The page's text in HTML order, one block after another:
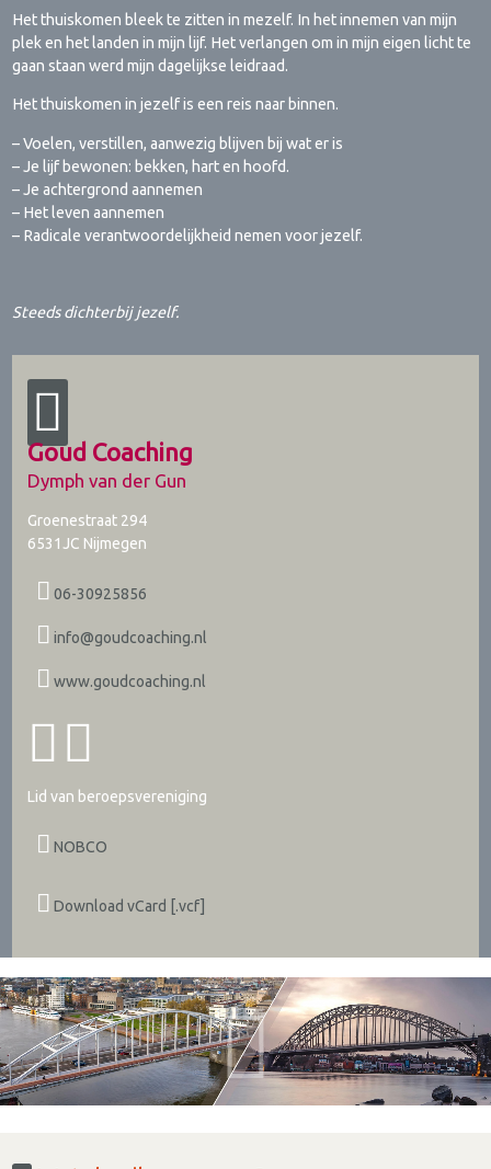
Het thuiskomen bleek te zitten in mezelf. In het innemen van mijn
plek en het landen in mijn lijf. Het verlangen om in mijn eigen licht te
gaan staan werd mijn dagelijkse leidraad.
Het thuiskomen in jezelf is een reis naar binnen.
– Voelen, verstillen, aanwezig blijven bij wat er is
– Je lijf bewonen: bekken, hart en hoofd.
– Je achtergrond aannemen
– Het leven aannemen
– Radicale verantwoordelijkheid nemen voor jezelf.
Steeds dichterbij jezelf.
Goud Coaching
Dymph van der Gun
Groenestraat 294
6531JC Nijmegen
06-30925856
info@goudcoaching.nl
www.goudcoaching.nl
Lid van beroepsvereniging
NOBCO
Download vCard [.vcf]